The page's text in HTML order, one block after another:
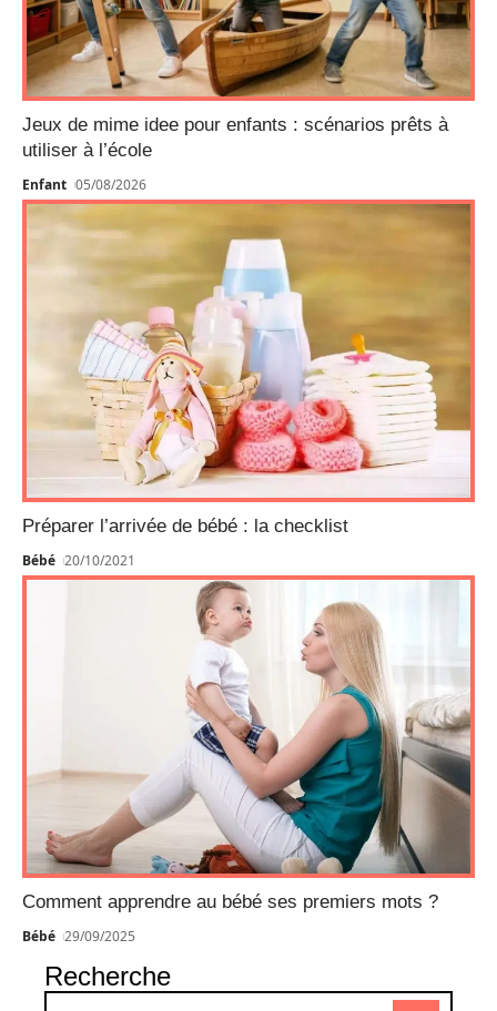
Jeux de mime idee pour enfants : scénarios prêts à
utiliser à l’école
Enfant 05/08/2026
Préparer l’arrivée de bébé : la checklist
Bébé 20/10/2021
Comment apprendre au bébé ses premiers mots ?
Bébé 29/09/2025
Recherche